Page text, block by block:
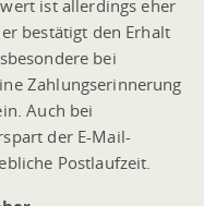
ist allerdings eher
bestätigt den Erhalt
bei
Zahlungserinnerung
Auch bei
der E-Mail-
Postlaufzeit.